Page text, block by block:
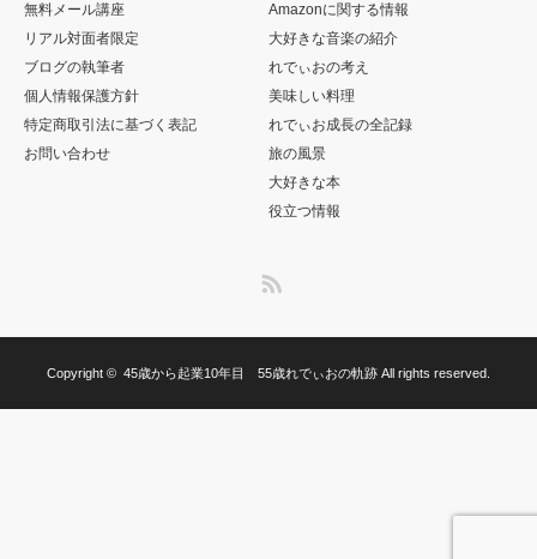
無料メール講座
リアル対面者限定
ブログの執筆者
個人情報保護方針
特定商取引法に基づく表記
お問い合わせ
Amazonに関する情報
大好きな音楽の紹介
れでぃおの考え
美味しい料理
れでぃお成長の全記録
旅の風景
大好きな本
役立つ情報
Copyright © 45歳から起業10年目 55歳れでぃおの軌跡 All rights reserved.